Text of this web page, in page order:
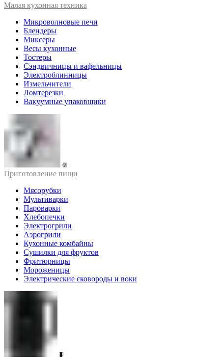
Малая кухонная техника
Микроволновые печи
Блендеры
Миксеры
Весы кухонные
Тостеры
Сэндвичницы и вафельницы
Электроблинницы
Измельчители
Ломтерезки
Вакуумные упаковщики
Приготовление пищи
Мясорубки
Мультиварки
Пароварки
Хлебопечки
Электрогрили
Аэрогрили
Кухонные комбайны
Сушилки для фруктов
Фритюрницы
Мороженицы
Электрические сковороды и воки